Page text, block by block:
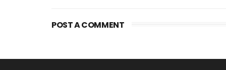
POST A COMMENT